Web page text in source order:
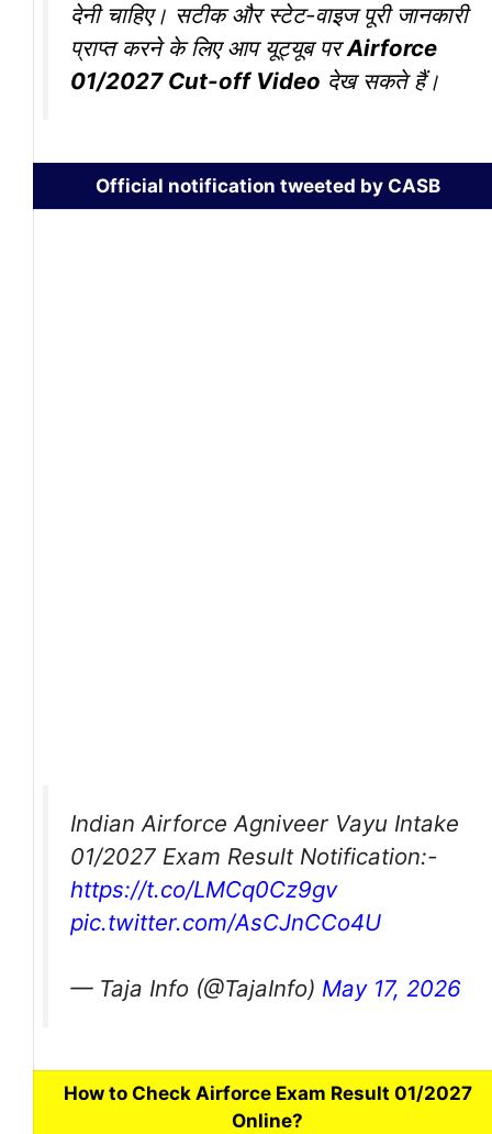
देनी चाहिए। सटीक और स्टेट-वाइज पूरी जानकारी
प्राप्त करने के लिए आप यूट्यूब परAirforce
01/2027 Cut-off Video देख सकते हैं।
Official notification tweeted by CASB
Indian Airforce Agniveer Vayu Intake
01/2027 Exam Result Notification:-
https://t.co/LMCq0Cz9gv
pic.twitter.com/AsCJnCCo4U
— Taja Info (@TajaInfo) May 17, 2026
How to Check Airforce Exam Result 01/2027
Online?